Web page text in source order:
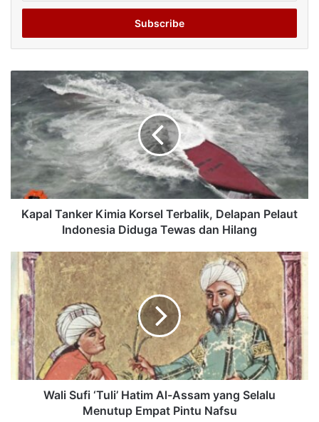
Email
Kapal Tanker Kimia Korsel Terbalik, Delapan Pelaut
Indonesia Diduga Tewas dan Hilang
Wali Sufi ‘Tuli’ Hatim Al-Assam yang Selalu
Menutup Empat Pintu Nafsu